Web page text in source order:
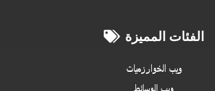
الفئات المميزة
ويب الخوارزميات
ويب الوسائط